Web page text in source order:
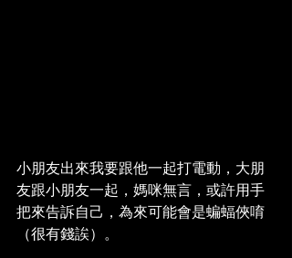
小朋友出來我要跟他一起打電動，大朋
友跟小朋友一起，媽咪無言，或許用手
把來告訴自己，為來可能會是蝙蝠俠唷
（很有錢誒）。